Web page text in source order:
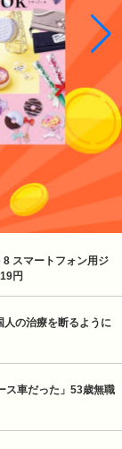
スマートフォン用ジ
円
人の治療を断るように
ス車だった」53歳無職